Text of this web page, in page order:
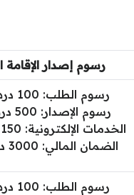
رسوم إصدار الإقامة
رسوم الطلب: 100 درهم إماراتي
رسوم الإصدار: 500 درهم إماراتي
الخدمات الإلكترونية: 150 درهم إماراتي
الضمان المالي: 3000 درهم إماراتي
رسوم الطلب: 100 درهم إماراتي